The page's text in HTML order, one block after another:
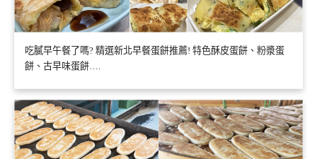
吃膩早午餐了嗎? 精選新北早餐蛋餅推薦! 特色酥皮蛋餅、粉漿蛋
餅、古早味蛋餅….